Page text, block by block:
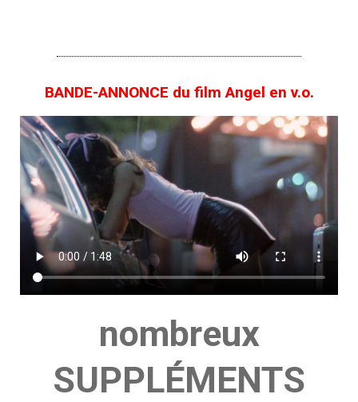
BANDE-ANNONCE du film Angel en v.o.
nombreux
SUPPLÉMENTS